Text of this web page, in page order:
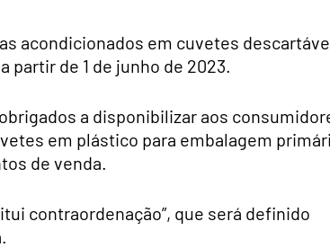
acondicionados em cuvetes
de 1 de junho de 2023.
a disponibilizar aos
em plástico para embalagem
de venda.
contraordenação”, que será definido